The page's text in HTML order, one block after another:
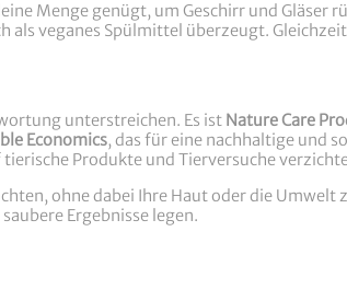
Menge genügt, um Geschirr und Gläser
veganes Spülmittel überzeugt.
unterstreichen. Es ist Nature Care
Economics, das für eine nachhaltige und
Produkte und Tierversuche
ohne dabei Ihre Haut oder die Umwelt
Ergebnisse legen.